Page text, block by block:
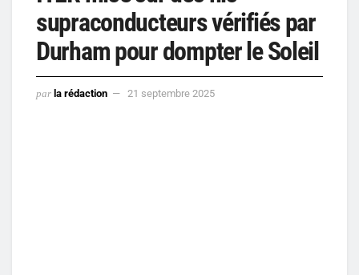
supraconducteurs vérifiés par
Durham pour dompter le Soleil
par la rédaction 21 septembre 2025